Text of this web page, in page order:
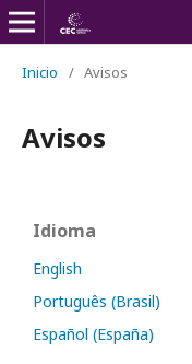
Inicio / Avisos
Avisos
Idioma
English
Português (Brasil)
Español (España)